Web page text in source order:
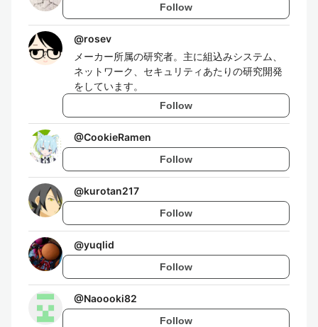
Follow
@rosev
メーカー所属の研究者。主に組込みシステム、
ネットワーク、セキュリティあたりの研究開発
をしています。
Follow
@CookieRamen
Follow
@kurotan217
Follow
@yuqlid
Follow
@Naoooki82
Follow